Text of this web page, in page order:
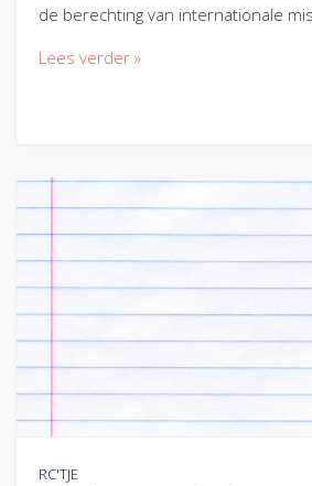
de berechting van internationale
Lees verder »
RC'TJE